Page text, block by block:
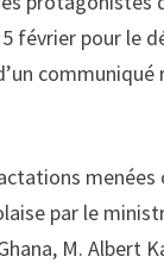
février pour le
communiqué
par le
M. Albert